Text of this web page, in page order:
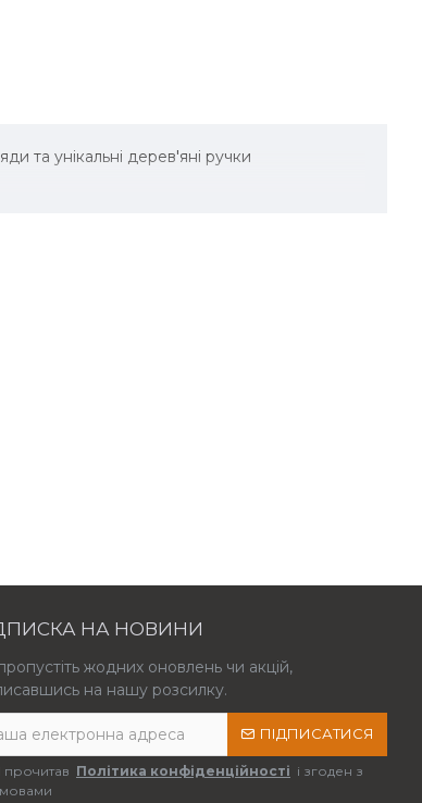
та унікальні дерев'яні ручки
НА НОВИНИ
жодних оновлень чи акцій,
на нашу розсилку.
ПІДПИСАТИСЯ
прочитав Політика конфіденційності і згоден з